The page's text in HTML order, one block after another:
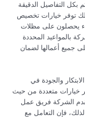
التفاصيل الدقيقة
توفر خيارات تخصيص
يحصلون على مظلات
بالمواعيد المحددة
جميع أعمالها لضمان
والجودة في
خيارات متعددة من حيث
تقدم الشركة فريق عمل
فإن التعامل مع